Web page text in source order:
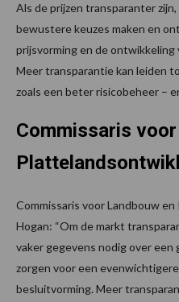
Als de prijzen transparanter
bewustere keuzes maken en
prijsvorming en de
Meer transparantie kan leiden
zoals een beter risicobeheer –
Commissaris
Commissaris voor Landbouw
Hogan: “Om de markt
vaker gegevens nodig over
zorgen voor een
besluitvorming. Meer